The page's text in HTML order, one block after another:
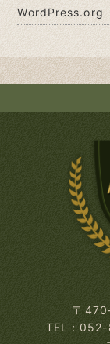
WordPress.org
〒
TEL：052-